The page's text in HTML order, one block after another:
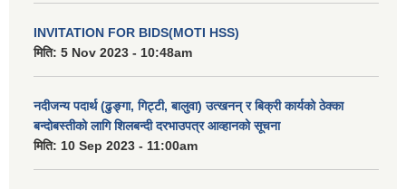
INVITATION FOR BIDS(MOTI HSS)
मिति: 5 Nov 2023 - 10:48am
नदीजन्य पदार्थ (ढुङ्गा, गिट्टी, बालुवा) उत्खनन् र बिक्री कार्यको ठेक्का
बन्दोबस्तीको लागि शिलबन्दी दरभाउपत्र आव्हानको सूचना
मिति: 10 Sep 2023 - 11:00am